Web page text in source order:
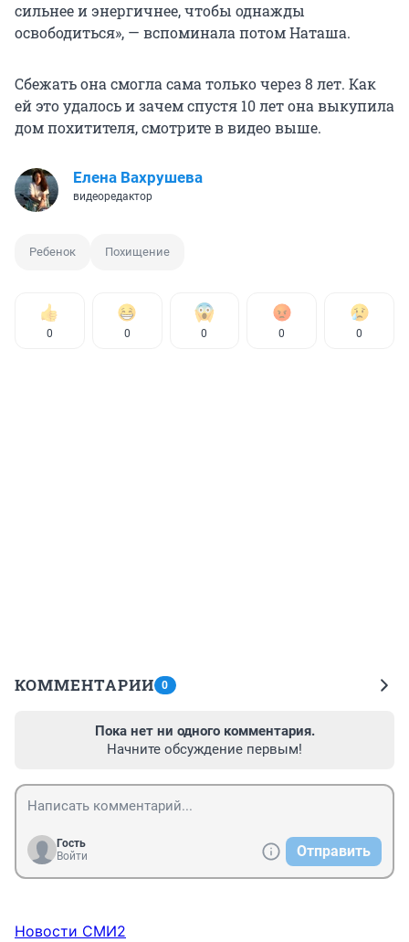
сильнее и энергичнее, чтобы однажды
освободиться», — вспоминала потом Наташа.
Сбежать она смогла сама только через 8 лет. Как
ей это удалось и зачем спустя 10 лет она выкупила
дом похитителя, смотрите в видео выше.
Елена Вахрушева
видеоредактор
Ребенок Похищение
0 0 0 0 0
КОММЕНТАРИИ 0
Пока нет ни одного комментария.
Начните обсуждение первым!
Гость
Войти
Отправить
Новости СМИ2